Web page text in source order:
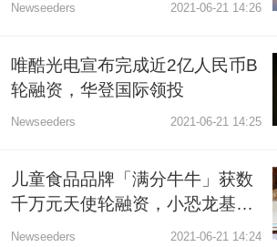
Newseeders 2021-06-21 14:26
唯酷光电宣布完成近2亿人民币B
轮融资，华登国际领投
Newseeders 2021-06-21 14:25
儿童食品品牌「满分牛牛」获数
千万元天使轮融资，小恐龙基金
领投
Newseeders 2021-06-21 14:24